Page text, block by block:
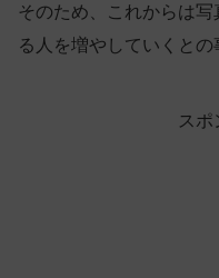
そのため、これからは
る人を増やしていくとの
スポ